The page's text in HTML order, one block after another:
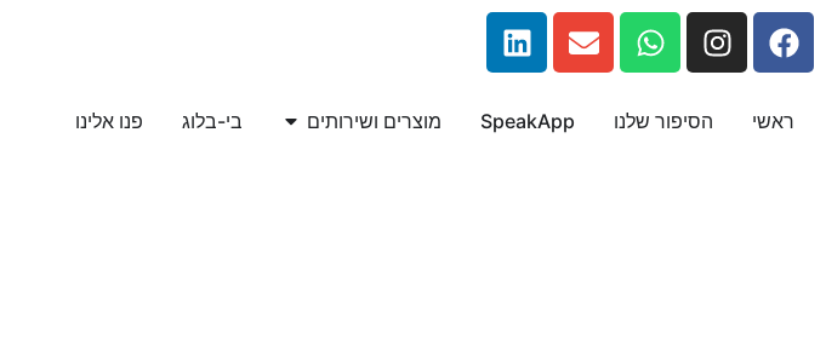
לתוכן
ראשי הסיפור שלנו SpeakApp מוצרים ושירותים בי-בלוג פנו אלינו